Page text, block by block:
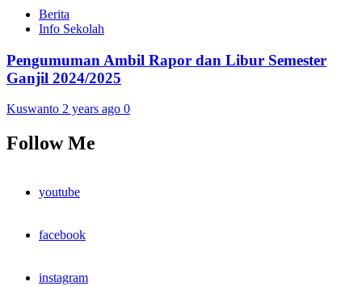
Berita
Info Sekolah
Pengumuman Ambil Rapor dan Libur Semester
Ganjil 2024/2025
Kuswanto 2 years ago 0
Follow Me
youtube
facebook
instagram